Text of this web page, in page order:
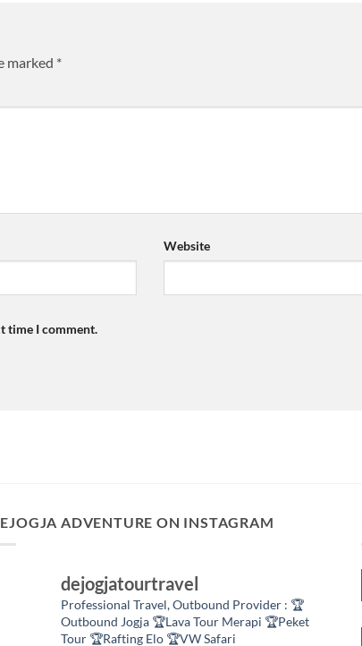
marked *
Website
time I comment.
ADVENTURE ON INSTAGRAM
dejogjatourtravel
Professional Travel,Outbound Provider : 🏆
Outbound Jogja 🏆Lava Tour Merapi 🏆Peket
Tour🏆Rafting Elo🏆VW Safari